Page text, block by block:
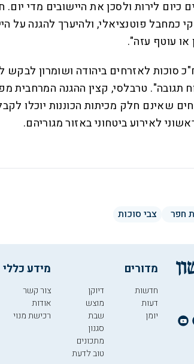
לירות ולסכן את היישובים מדי יום.
כמחבל פוטנציאלי, ולהיערך להגנה על
או עוטף עזה".
סוכות לאזרחים ביהודה ושומרון
תגובה". טרבלסי, קצין ההגנה המרחבית
שאינם חלק מכיתות הכוננות יוכלו
לאירוע ביטחוני באזור מגוריהם.
חפר צבי סוכות
מדורים
חדשות
דעות
יומן
דיוקן
מוצש
שבת
סגנון
מתכונים
טוב לדעת
מידע כללי
צור קשר
אודות
רכישת מנוי